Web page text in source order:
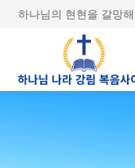
하나님의 현현을 갈망